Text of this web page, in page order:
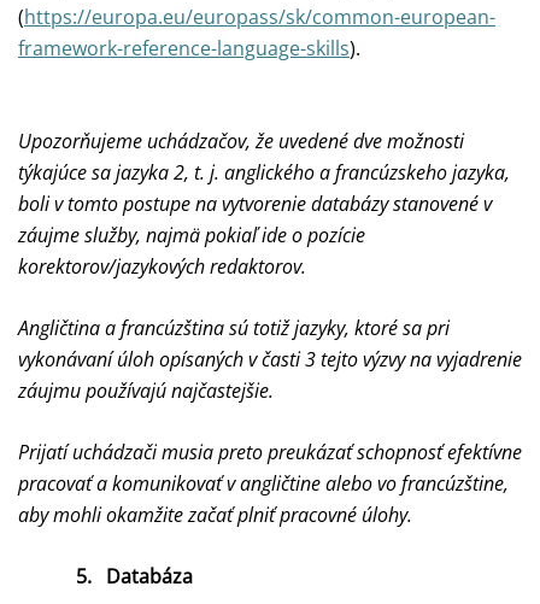
(https://europa.eu/europass/sk/common-european-
framework-reference-language-skills).
Upozorňujeme uchádzačov, že uvedené dve možnosti
týkajúce sa jazyka 2, t. j. anglického a francúzskeho jazyka,
boli v tomto postupe na vytvorenie databázy stanovené v
záujme služby, najmä pokiaľ ide o pozície
korektorov/jazykových redaktorov.
Angličtina a francúzština sú totiž jazyky, ktoré sa pri
vykonávaní úloh opísaných v časti 3 tejto výzvy na vyjadrenie
záujmu používajú najčastejšie.
Prijatí uchádzači musia preto preukázať schopnosť efektívne
pracovať a komunikovať v angličtine alebo vo francúzštine,
aby mohli okamžite začať plniť pracovné úlohy.
5. Databáza